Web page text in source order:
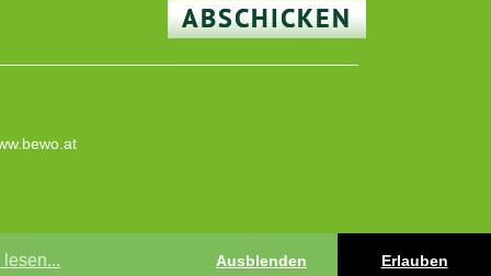
lesen... Ausblenden Erlauben
ABSCHICKEN